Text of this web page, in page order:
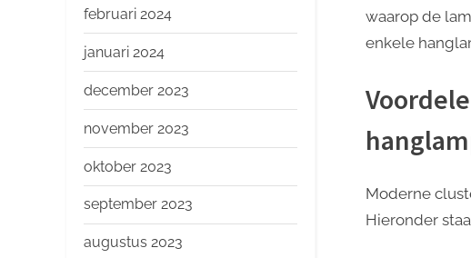
waarop de
enkele
Moderne
Hieronder
februari 2024
januari 2024
december 2023
november 2023
oktober 2023
september 2023
augustus 2023